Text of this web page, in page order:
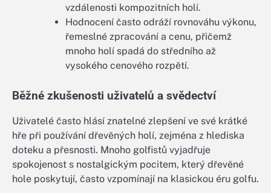
vzdálenosti kompozitních holí.
Hodnocení často odráží rovnováhu výkonu,
řemeslné zpracování a cenu, přičemž
mnoho holí spadá do středního až
vysokého cenového rozpětí.
Běžné zkušenosti uživatelů a svědectví
Uživatelé často hlásí znatelné zlepšení ve své krátké
hře při používání dřevěných holí, zejména z hlediska
doteku a přesnosti. Mnoho golfistů vyjadřuje
spokojenost s nostalgickým pocitem, který dřevěné
hole poskytují, často vzpomínají na klasickou éru golfu.